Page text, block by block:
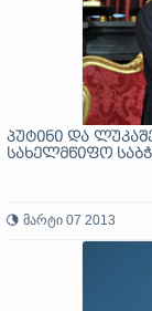
პუტინი და
სახელმწიფო
მარტი 07 2013